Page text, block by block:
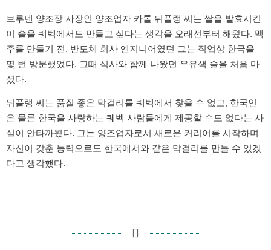
브루덴 양조장 사장인 양조업자 카롤 뒤플랭 씨는 쌀을 발효시킨
이 술을 퀘벡에서도 만들고 싶다는 생각을 오래전부터 해왔다. 맥
주를 만들기 전, 반도체 회사 엔지니어였던 그는 직업상 한국을
몇 번 방문했었다. 그때 식사와 함께 나왔던 우유색 술을 처음 마
셨다.
뒤플랭 씨는 품질 좋은 막걸리를 퀘벡에서 찾을 수 없고, 한국인
은 물론 한국을 사랑하는 퀘벡 사람들에게 제공할 수도 없다는 사
실이 안타까웠다. 그는 양조업자로서 새로운 커리어를 시작하며
자신이 갖춘 능력으로도 한국에서와 같은 막걸리를 만들 수 있겠
다고 생각했다.